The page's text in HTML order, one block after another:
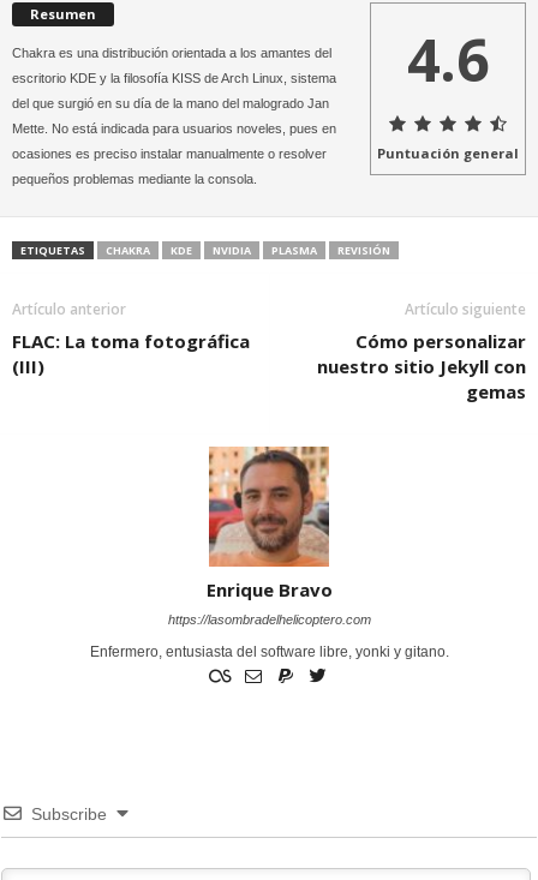
Resumen
Chakra es una distribución orientada a los amantes del
escritorio KDE y la filosofía KISS de Arch Linux, sistema
del que surgió en su día de la mano del malogrado Jan
Mette. No está indicada para usuarios noveles, pues en
ocasiones es preciso instalar manualmente o resolver
pequeños problemas mediante la consola.
4.6
Puntuación general
ETIQUETAS CHAKRA KDE NVIDIA PLASMA REVISIÓN
Artículo anterior
FLAC: La toma fotográfica
(III)
Artículo siguiente
Cómo personalizar
nuestro sitio Jekyll con
gemas
Enrique Bravo
https://lasombradelhelicoptero.com
Enfermero, entusiasta del software libre, yonki y gitano.
Subscribe